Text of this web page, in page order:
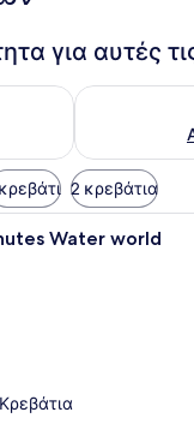
για αυτές
απόψε Αυγ 6 - Αυγ 7
Έλεγχος
2 κρεβάτια
δωμάτιο ξενοδοχείου
Water world